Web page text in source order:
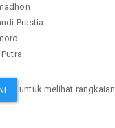
Prastia
untuk melihat rangkaian